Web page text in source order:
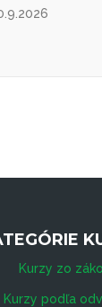
Kurzy zo
Kurzy podľa